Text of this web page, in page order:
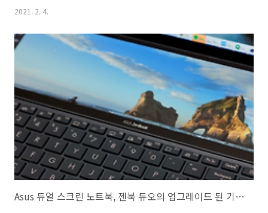
목할 만한 가격입니다. 지난 몇 년 동안, 애플은 아이패드가 아이폰의 큰
제품은 더 많은 컴퓨터로 제작되어 한때는 노트북의 영역이었던 작업을
수행할 수 있습니다. "iPad things"의 중요한 점은 이제 더 많은 것들이
있다는 것입니다. 새로운 A12 바이오닉 프로세서를 탑재한 이 iPad는 여
전히 훌륭하지만, 일부 부품은 과거에 고착된 느낌을 받기 시작했습니다.
장점 단점 128GB 버전의 평이 매우 좋음 빠른 퍼포먼..
2021. 2. 4.
Asus 듀얼 스크린 노트북, 젠북 듀오의 업그레이드 된 기능들